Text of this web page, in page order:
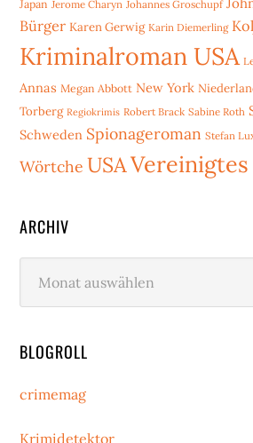
Japan Jerome Charyn Johannes Groschupf
Bürger Karen Gerwig Karin Diemerling
Kriminalroman USA
Annas Megan Abbott New York
Torberg Regiokrimis Robert Brack Sabine Roth
Schweden Spionageroman Stefan
Wörtche USA
ARCHIV
BLOGROLL
crimemag
Krimidetektor